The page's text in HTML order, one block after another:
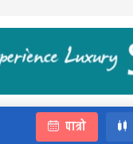
पात्रो